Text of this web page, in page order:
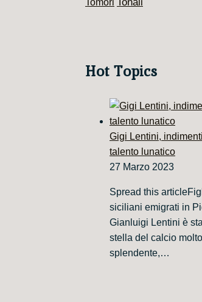
Hot Topics
Gigi Lentini,
talento lunatico
27 Marzo 2023
Spread this
siciliani emigrati in
Gianluigi Lentini è
stella del calcio molto
splendente,…